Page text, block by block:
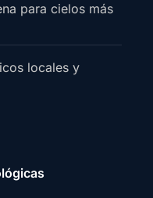
para cielos más
locales y